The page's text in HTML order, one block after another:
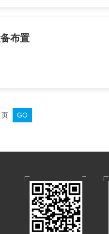
布置
页